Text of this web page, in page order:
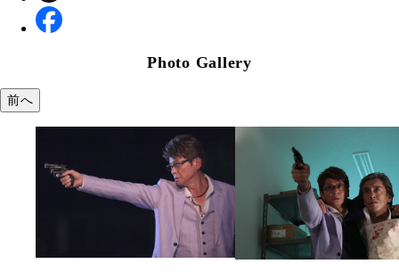
Photo Gallery
前へ